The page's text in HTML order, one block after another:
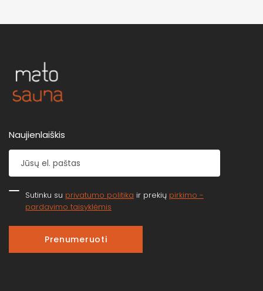
Naujienlaiškis
Sutinku su privatumo politika ir prekių pirkimo -
pardavimo taisyklėmis
Prenumeruoti